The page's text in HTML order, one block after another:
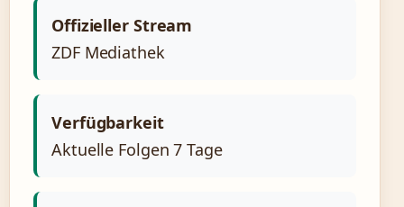
Offizieller Stream
ZDF Mediathek
Verfügbarkeit
Aktuelle Folgen 7 Tage